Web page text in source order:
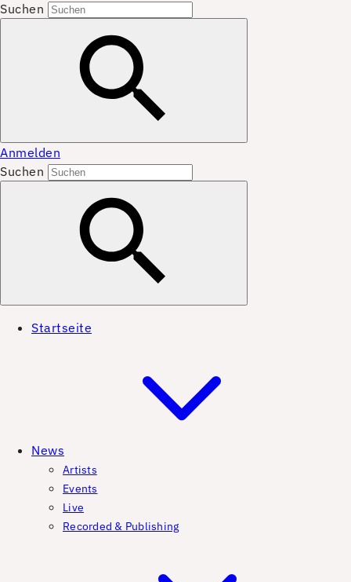
Suchen
Anmelden
Suchen
Startseite
News
Artists
Events
Live
Recorded & Publishing